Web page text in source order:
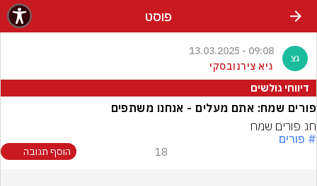
פוסט
09:08 - 13.03.2025
גיא צירנובסקי
דיווחי גולשים
פורים שמח: אתם מעלים - אנחנו משתפים
‏חג פורים שמח
# פורים
18 הוסף תגובה